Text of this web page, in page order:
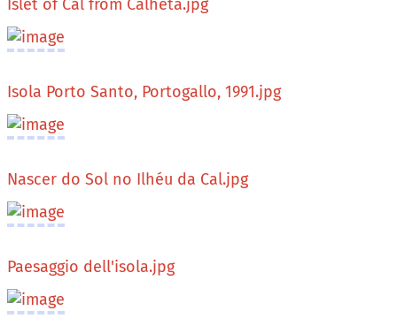
Islet of Cal from Calheta.jpg
Isola Porto Santo, Portogallo, 1991.jpg
Nascer do Sol no Ilhéu da Cal.jpg
Paesaggio dell'isola.jpg